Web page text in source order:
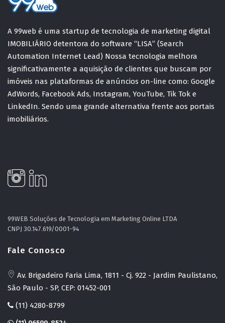
A 99web é uma startup de tecnologia de marketing digital
IMOBILIÁRIO detentora do software “LISA” (Search
Automation Internet Lead) Nossa tecnologia melhora
significativamente a aquisição de clientes que buscam por
imóveis nas plataformas de anúncios on-line como: Google
AdWords, Facebook Ads, Instagram, YouTube, Tik Tok e
LinkedIn. Sendo uma grande alternativa frente aos portais
imobiliários.
99WEB Soluções de Tecnologia em Marketing Online LTDA
CNPJ 30.147.619/0001-94
Fale Conosco
Av. Brigadeiro Faria Lima, 1811 - Cj. 922 - Jardim Paulistano,
São Paulo - SP, CEP: 01452-001
(11) 4280-8799